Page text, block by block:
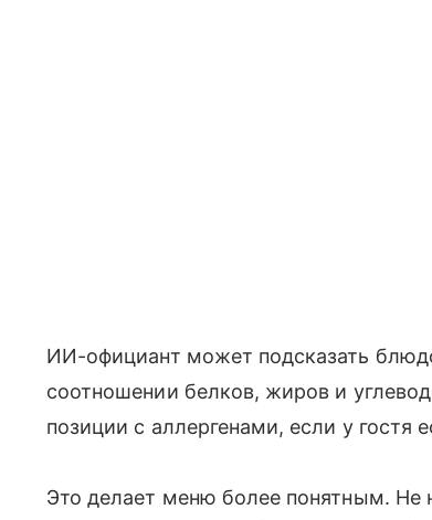
ИИ-официант может подсказать
соотношении белков, жиров и
позиции с аллергенами, если у гостя
Это делает меню более понятным. Не